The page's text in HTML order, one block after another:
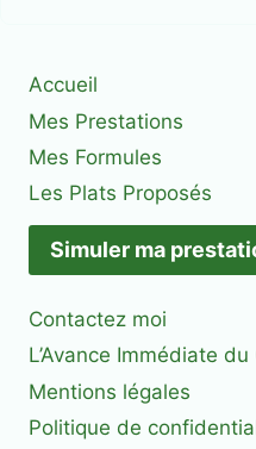
Accueil
Mes Prestations
Mes Formules
Les Plats Proposés
Simuler ma
Contactez moi
L’Avance Immédiate
Mentions légales
Politique de